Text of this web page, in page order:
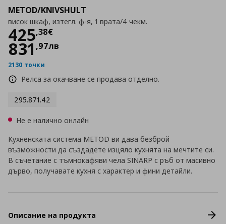
METOD/KNIVSHULT
висок шкаф, изтегл. ф-я, 1 врата/4 чекм.
425,38€
Цена
831 ,97лв
2130 точки
Релса за окачване се продава отделно.
295.871.42
Не е налично онлайн
Кухненската система METOD ви дава безброй
възможности да създадете изцяло кухнята на мечтите си.
В съчетание с тъмнокафяви чела SINARP с ръб от масивно
дърво, получавате кухня с характер и фини детайли.
Описание на продукта